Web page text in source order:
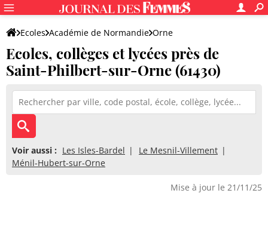
Ecoles Académie de Normandie Orne
Ecoles, collèges et lycées près de
Saint-Philbert-sur-Orne (61430)
Voir aussi : Les Isles-Bardel
Le Mesnil-Villement
Ménil-Hubert-sur-Orne
Mise à jour le 21/11/25